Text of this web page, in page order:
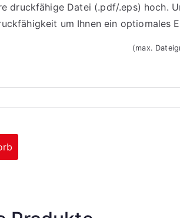
druckfähige Datei (.pdf/.eps) hoch.
um Ihnen ein optiomales
(max.